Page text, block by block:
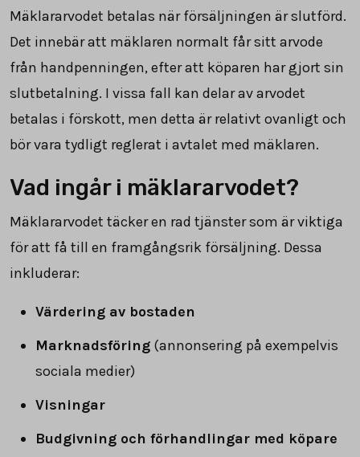
Mäklararvodet betalas när försäljningen är slutförd.
Det innebär att mäklaren normalt får sitt arvode
från handpenningen, efter att köparen har gjort sin
slutbetalning. I vissa fall kan delar av arvodet
betalas i förskott, men detta är relativt ovanligt och
bör vara tydligt reglerat i avtalet med mäklaren.
Vad ingår i mäklararvodet?
Mäklararvodet täcker en rad tjänster som är viktiga
för att få till en framgångsrik försäljning. Dessa
inkluderar:
Värdering av bostaden
Marknadsföring (annonsering på exempelvis
sociala medier)
Visningar
Budgivning och förhandlingar med köpare